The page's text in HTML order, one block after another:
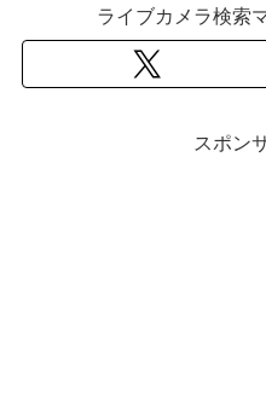
ライブカメラ検索
スポン